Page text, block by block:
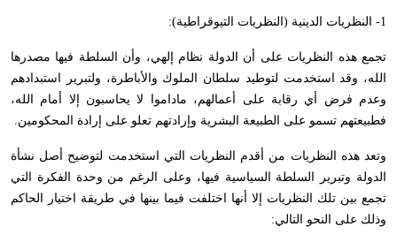
1- النظريات الدينية (النظريات التيوقراطية):
تجمع هذه النظريات على أن الدولة نظام إلهي، وأن السلطة فيها مصدرها
الله، وقد استخدمت لتوطيد سلطان الملوك والأباطرة، ولتبرير استبدادهم
وعدم فرض أي رقابة على أعمالهم، ماداموا لا يحاسبون إلا أمام الله،
فطبيعتهم تسمو على الطبيعة البشرية وإرادتهم تعلو على إرادة المحكومين.
وتعد هذه النظريات من أقدم النظريات التي استخدمت لتوضيح أصل نشأة
الدولة وتبرير السلطة السياسية فيها، وعلى الرغم من وحدة الفكرة التي
تجمع بين تلك النظريات إلا أنها اختلفت فيما بينها في طريقة اختيار الحاكم
وذلك على النحو التالي: